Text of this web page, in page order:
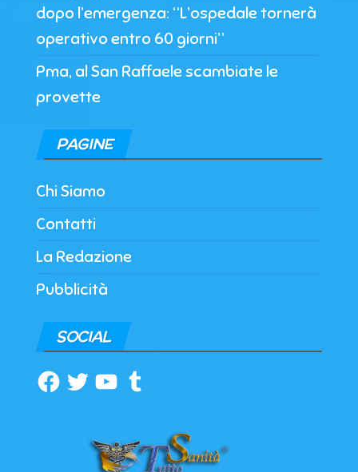
dopo l’emergenza: “L’ospedale tornerà
operativo entro 60 giorni”
Pma, al San Raffaele scambiate le
provette
PAGINE
Chi Siamo
Contatti
La Redazione
Pubblicità
SOCIAL
Facebook
TwitterYouTubeTumblr